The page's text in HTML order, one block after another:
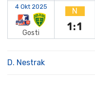
4 Okt 2025
Gosti
N
1:1
D. Nestrak